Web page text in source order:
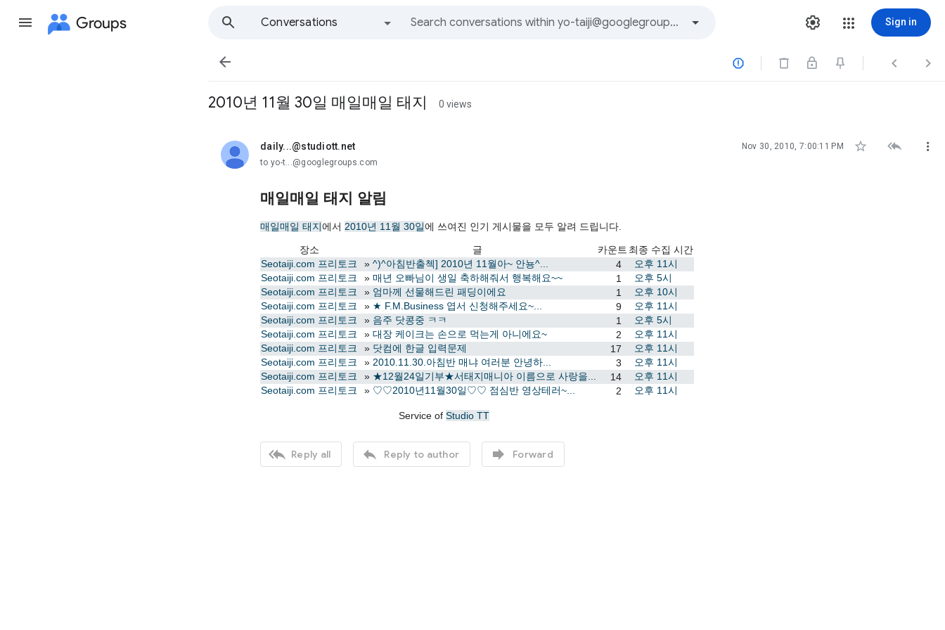
Groups
Conversations
Sign in
   
2010년 11월 30일 매일매일 태지 0 views
daily...@studiott.net
unread, Nov 30, 2010, 7:00:11 PM   
to yo-t...@googlegroups.com
매일매일 태지 알림
매일매일 태지에서 2010년 11월 30일에 쓰여진 인기 게시물을 모두 알려 드립니다.
장소 글 카운트 최종 수집 시간
Seotaiji.com 프리토크
» ^)^아침반출첵] 2010년 11월아~ 안뇽^... 4
오후 11시
Seotaiji.com 프리토크
» 매년 오빠님이 생일 축하해줘서 행복해요~~ 1
오후 5시
Seotaiji.com 프리토크
» 엄마께 선물해드린 패딩이에요 1
오후 10시
Seotaiji.com 프리토크
» ★ F.M.Business 엽서 신청해주세요~... 9
오후 11시
Seotaiji.com 프리토크
» 음주 닷콩중 ㅋㅋ 1
오후 5시
Seotaiji.com 프리토크
» 대장 케이크는 손으로 먹는게 아니에요~ 2
오후 11시
Seotaiji.com 프리토크
» 닷컴에 한글 입력문제 17
오후 11시
Seotaiji.com 프리토크
» 2010.11.30.아침반 매냐 여러분 안녕하... 3
오후 11시
Seotaiji.com 프리토크
» ★12월24일기부★서태지매니아 이름으로 사랑을... 14
오후 11시
Seotaiji.com 프리토크
» ♡♡2010년11월30일♡♡ 점심반 영상테러~... 2 오후 11시
Service of Studio TT
 Reply all  Reply to author  Forward